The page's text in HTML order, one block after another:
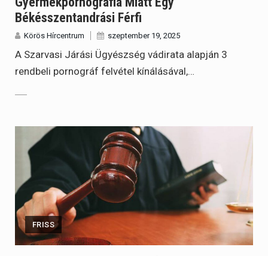
Békésszentandrási Férfi
Körös Hírcentrum szeptember 19, 2025
A Szarvasi Járási Ügyészség vádirata alapján 3
rendbeli pornográf felvétel kínálásával,…
FRISS